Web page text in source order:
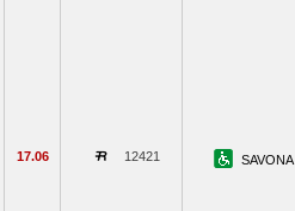
17.06 12421 SAVONA